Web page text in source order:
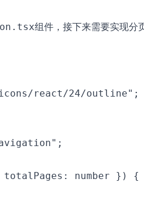
组件，接下来需要实现分
react/24/outline";
number }) {